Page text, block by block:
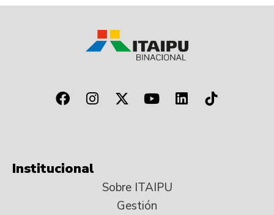
Institucional
Sobre ITAIPU
Gestión